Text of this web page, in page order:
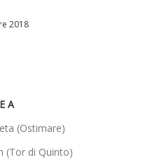
2018
A
(Ostimare)
(Tor di Quinto)